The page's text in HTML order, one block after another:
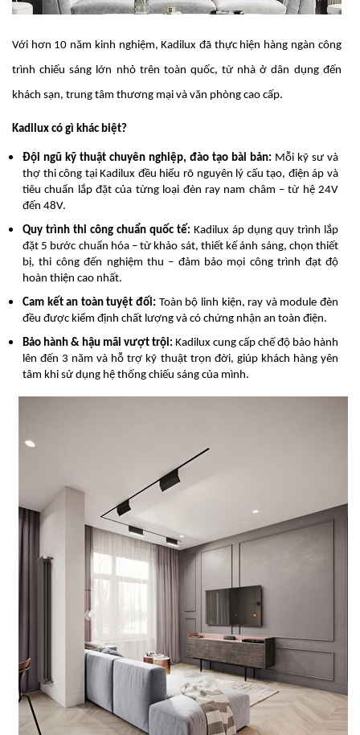
Với hơn 10 năm kinh nghiệm, Kadilux đã thực hiện hàng ngàn công
trình chiếu sáng lớn nhỏ trên toàn quốc, từ nhà ở dân dụng đến
khách sạn, trung tâm thương mại và văn phòng cao cấp.
Kadilux có gì khác biệt?
Đội ngũ kỹ thuật chuyên nghiệp, đào tạo bài bản: Mỗi kỹ sư và
thợ thi công tại Kadilux đều hiểu rõ nguyên lý cấu tạo, điện áp và
tiêu chuẩn lắp đặt của từng loại đèn ray nam châm – từ hệ 24V
đến 48V.
Quy trình thi công chuẩn quốc tế: Kadilux áp dụng quy trình lắp
đặt 5 bước chuẩn hóa – từ khảo sát, thiết kế ánh sáng, chọn thiết
bị, thi công đến nghiệm thu – đảm bảo mọi công trình đạt độ
hoàn thiện cao nhất.
Cam kết an toàn tuyệt đối: Toàn bộ linh kiện, ray và module đèn
đều được kiểm định chất lượng và có chứng nhận an toàn điện.
Bảo hành & hậu mãi vượt trội: Kadilux cung cấp chế độ bảo hành
lên đến 3 năm và hỗ trợ kỹ thuật trọn đời, giúp khách hàng yên
tâm khi sử dụng hệ thống chiếu sáng của mình.